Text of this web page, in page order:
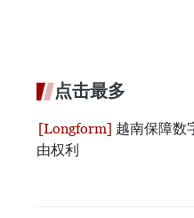
点击最多
越南保障数
由权利